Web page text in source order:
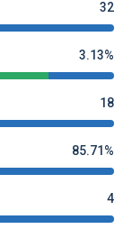
32
3.13%
18
85.71%
4